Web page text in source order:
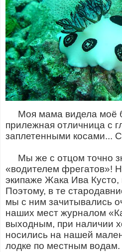
Моя мама видела моё
прилежная отличница с
заплетенными косами...
Мы же с отцом точно
«водителем фрегатов»!
экипаже Жака Ива Кусто,
Поэтому, в те
мы с ним зачитывались
наших мест журналом
выходным, при наличии
носились на нашей
лодке по местным водам.